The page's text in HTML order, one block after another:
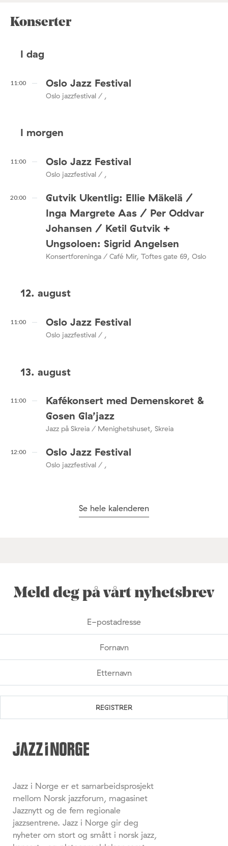
Konserter
I dag
11:00 Oslo Jazz Festival
Oslo jazzfestival / ,
I morgen
11:00 Oslo Jazz Festival
Oslo jazzfestival / ,
20:00
Gutvik Ukentlig: Ellie Mäkelä /
Inga Margrete Aas / Per Oddvar
Johansen / Ketil Gutvik +
Ungsoloen: Sigrid Angelsen
Konsertforeninga / Café Mir, Toftes gate 69, Oslo
12. august
11:00 Oslo Jazz Festival
Oslo jazzfestival / ,
13. august
11:00
Kafékonsert med Demenskoret &
Gosen Gla’jazz
Jazz på Skreia / Menighetshuset, Skreia
12:00 Oslo Jazz Festival
Oslo jazzfestival / ,
Se hele kalenderen
Meld deg på vårt nyhetsbrev
Jazz i Norge er et samarbeidsprosjekt
mellom Norsk jazzforum, magasinet
Jazznytt og de fem regionale
jazzsentrene. Jazz i Norge gir deg
nyheter om stort og smått i norsk jazz,